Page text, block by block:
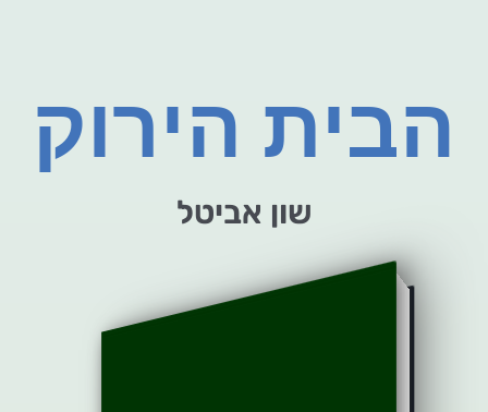
הבית הירוק
שון אביטל